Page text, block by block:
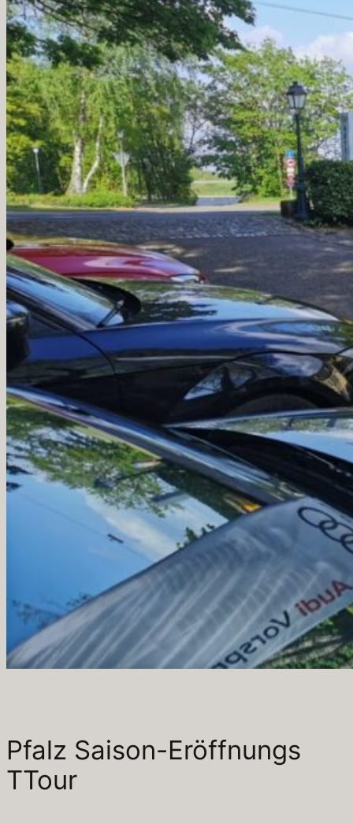
Pfalz Saison-Eröffnungs
TTour